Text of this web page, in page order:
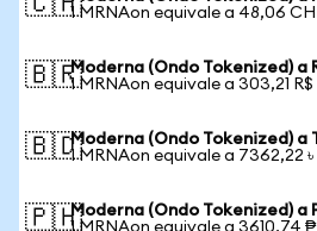
1 MRNAon equivale a 48,06
🇧🇷Moderna (Ondo Tokenized) a
1 MRNAon equivale a 303,21 R$
🇧🇩Moderna (Ondo Tokenized) a
1 MRNAon equivale a 7362,22 ৳
🇵🇭Moderna (Ondo Tokenized) a
1 MRNAon equivale a 3610,74 ₱